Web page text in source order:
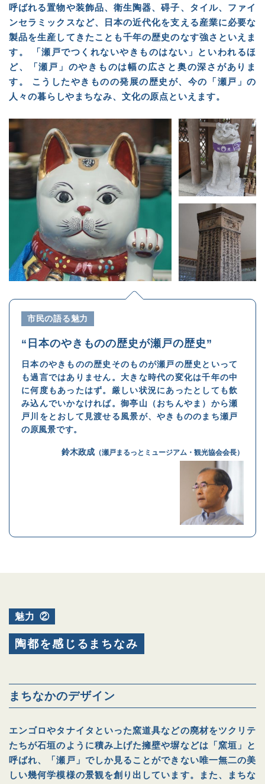
呼ばれる置物や装飾品、衛生陶器、碍子、タイル、ファイ
ンセラミックスなど、日本の近代化を支える産業に必要な
製品を生産してきたことも千年の歴史のなす強さといえま
す。 「瀬戸でつくれないやきものはない」といわれるほ
ど、「瀬戸」のやきものは幅の広さと奥の深さがありま
す。 こうしたやきものの発展の歴史が、今の「瀬戸」の
人々の暮らしやまちなみ、文化の原点といえます。
市民の語る魅力
“日本のやきものの歴史が瀬戸の歴史”
日本のやきものの歴史そのものが瀬戸の歴史といって
も過言ではありません。大きな時代の変化は千年の中
に何度もあったはず。厳しい状況にあったとしても飲
み込んでいかなければ。御亭山（おちんやま）から瀬
戸川をとおして見渡せる風景が、やきもののまち瀬戸
の原風景です。
鈴木政成 （瀬戸まるっとミュージアム・観光協会会長）
魅力 ②
陶都を感じるまちなみ
まちなかのデザイン
エンゴロやタナイタといった窯道具などの廃材をツクリテ
たちが石垣のように積み上げた擁壁や塀などは「窯垣」と
呼ばれ、「瀬戸」でしか見ることができない唯一無二の美
しい幾何学模様の景観を創り出しています。また、まちな